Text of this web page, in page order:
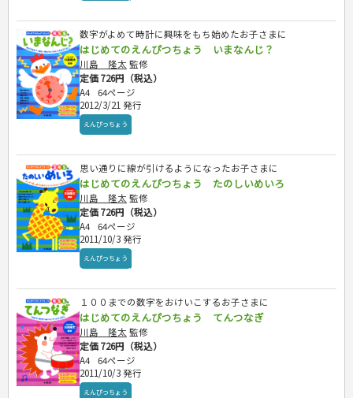
数字がよめて時計に興味をもち始めたお子さまに
はじめてのえんぴつちょう いまなんじ？
川島 隆太 監修
定価 726円（税込）
A4
64ページ
2012/3/21 発行
えんぴつちょう
思い通りに線が引けるようになったお子さまに
はじめてのえんぴつちょう たのしいめいろ
川島 隆太 監修
定価 726円（税込）
A4
64ページ
2011/10/3 発行
えんぴつちょう
１００までの数字をおけいこするお子さまに
はじめてのえんぴつちょう てんつなぎ
川島 隆太 監修
定価 726円（税込）
A4
64ページ
2011/10/3 発行
えんぴつちょう